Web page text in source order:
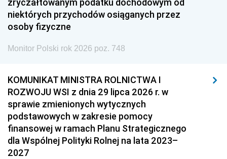
niektórych przychodów osiąganych przez
osoby fizyczne
Monitor Polski rok 2026 poz. 748
KOMUNIKAT MINISTRA ROLNICTWA I
ROZWOJU WSI z dnia 29 lipca 2026 r. w
sprawie zmienionych wytycznych
podstawowych w zakresie pomocy
finansowej w ramach Planu Strategicznego
dla Wspólnej Polityki Rolnej na lata 2023–
2027